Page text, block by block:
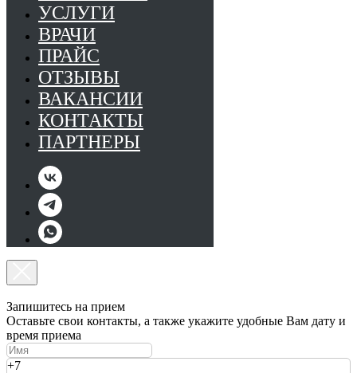
УСЛУГИ
ВРАЧИ
ПРАЙС
ОТЗЫВЫ
ВАКАНСИИ
КОНТАКТЫ
ПАРТНЕРЫ
Запишитесь на прием
Оставьте свои контакты, а также укажите удобные Вам дату и
время приема
+7